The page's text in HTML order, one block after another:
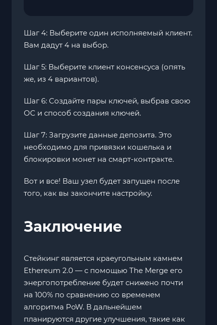
Шаг 4: Выберите один исполняемый клиент.
Вам дадут 4 на выбор.
Шаг 5: Выберите клиент консенсуса (опять
же, из 4 вариантов).
Шаг 6: Создайте пары ключей, выбрав свою
ОС и способ создания ключей.
Шаг 7: Загрузите данные депозита. Это
необходимо для привязки кошелька и
блокировки монет на смарт-контракте.
Вот и все! Ваш узел будет запущен после
того, как вы закончите настройку.
Заключение
Стейкинг является краеугольным камнем
Ethereum 2.0 — с помощью The Merge его
энергопотребление будет снижено почти
на 100% по сравнению со временем
алгоритма PoW. В дальнейшем
планируются другие улучшения, такие как